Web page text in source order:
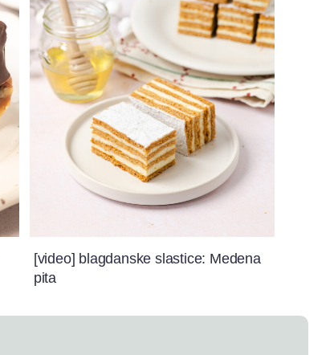
[video] blagdanske slastice: Medena
pita